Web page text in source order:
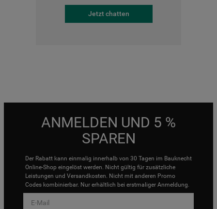
Jetzt chatten
ANMELDEN UND 5 %
SPAREN
Der Rabatt kann einmalig innerhalb von 30 Tagen im Bauknecht
Online-Shop eingelöst werden. Nicht gültig für zusätzliche
Leistungen und Versandkosten. Nicht mit anderen Promo
Codes kombinierbar. Nur erhältlich bei erstmaliger Anmeldung.